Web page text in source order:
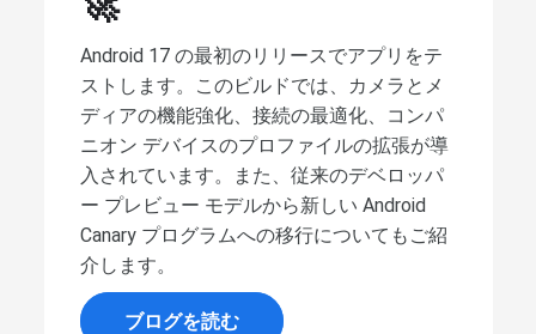
Android 17 の最初のリリースでアプリをテ
ストします。このビルドでは、カメラとメ
ディアの機能強化、接続の最適化、コンパ
ニオン デバイスのプロファイルの拡張が導
入されています。また、従来のデベロッパ
ー プレビュー モデルから新しい Android
Canary プログラムへの移行についてもご紹
介します。
ブログを読む